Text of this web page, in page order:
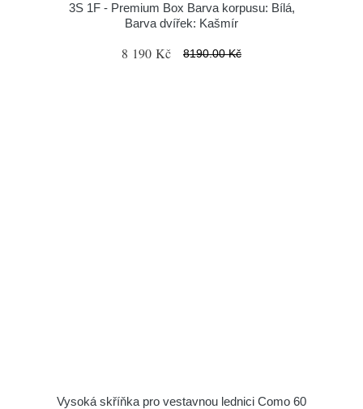
3S 1F - Premium Box Barva korpusu: Bílá,
Barva dvířek: Kašmír
8 190 Kč 8190.00 Kč
Vysoká skříňka pro vestavnou lednici Como 60